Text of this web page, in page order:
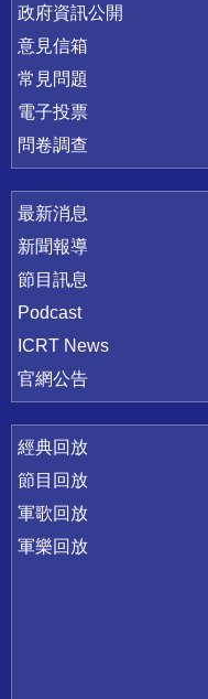
政府資訊公開
意見信箱
常見問題
電子投票
問卷調查
最新消息
新聞報導
節目訊息
Podcast
ICRT News
官網公告
經典回放
節目回放
軍歌回放
軍樂回放